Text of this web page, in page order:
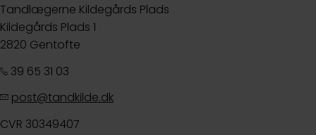
Tandlægerne Kildegårds Plads
Kildegårds Plads 1
2820 Gentofte
39 65 31 03
post@tandkilde.dk
CVR 30349407